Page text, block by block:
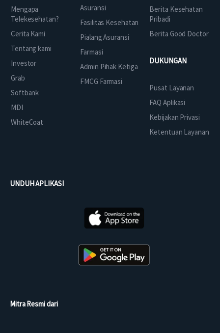
Mengapa
Telekesehatan?
Cerita Kami
Tentang kami
Investor
Grab
Softbank
MDI
WhiteCoat
Asuransi
Fasilitas Kesehatan
Pialang Asuransi
Farmasi
Admin Pihak Ketiga
FMCG Farmasi
Berita Kesehatan
Pribadi
Berita Good Doctor
DUKUNGAN
Pusat Layanan
FAQ Aplikasi
Kebijakan Privasi
Ketentuan Layanan
UNDUH APLIKASI
Mitra Resmi dari